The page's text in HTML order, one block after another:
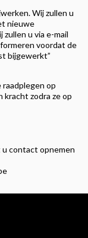
Wij zullen u
nieuwe
u via e-mail
voordat de
bijgewerkt”
op
kracht zodra ze op
contact opnemen